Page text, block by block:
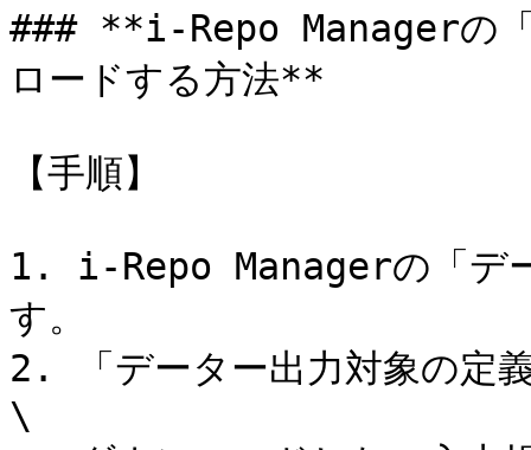
### **i-Repo Managerの「
ロードする方法**
【手順】
1. i-Repo Managerの「デ
す。
2. 「データー出力対象の定
\